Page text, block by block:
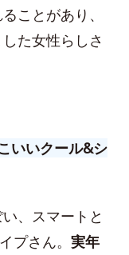
ことがあり、
た女性らしさ
いいクール&シ
、スマートと
プさん。 実年